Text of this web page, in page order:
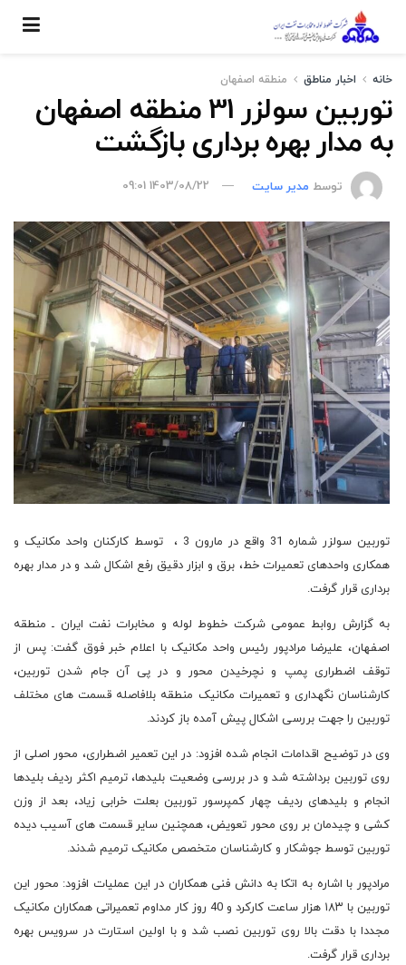
خانه اخبار مناطق منطقه اصفهان
توربین سولزر 31 منطقه اصفهان
به مدار بهره برداری بازگشت
توسط مدیر سایت 1403/08/22 09:01
توربین سولزر شماره 31 واقع در مارون 3 ، توسط کارکنان واحد مکانیک و
همکاری واحدهای تعمیرات خط، برق و ابزار دقیق رفع اشکال شد و در مدار بهره
برداری قرار گرفت.
به گزارش روابط عمومی شرکت خطوط لوله و مخابرات نفت ایران ـ منطقه
اصفهان، علیرضا مرادپور رئیس واحد مکانیک با اعلام خبر فوق گفت: پس از
توقف اضطراری پمپ و نچرخیدن محور و در پی آن جام شدن توربین،
کارشناسان نگهداری و تعمیرات مکانیک منطقه بلافاصله قسمت های مختلف
توربین را جهت بررسی اشکال پیش آمده باز کردند.
وی در توضیح اقدامات انجام شده افزود: در این تعمیر اضطراری، محور اصلی از
روی توربین برداشته شد و در بررسی وضعیت بلیدها، ترمیم اکثر ردیف بلیدها
انجام و بلیدهای ردیف چهار کمپرسور توربین بعلت خرابی زیاد، بعد از وزن
کشی و چیدمان بر روی محور تعویض، همچنین سایر قسمت های آسیب دیده
توربین توسط جوشکار و کارشناسان متخصص مکانیک ترمیم شدند.
مرادپور با اشاره به اتکا به دانش فنی همکاران در این عملیات افزود: محور این
توربین با ۱۸۳ هزار ساعت کارکرد و 40 روز کار مداوم تعمیراتی همکاران مکانیک
مجددا با دقت بالا روی توربین نصب شد و با اولین استارت در سرویس بهره
برداری قرار گرفت.